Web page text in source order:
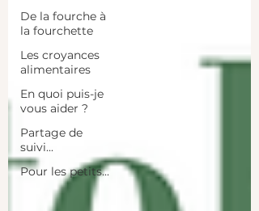
De la fourche à
la fourchette
Les croyances
alimentaires
En quoi puis-je
vous aider ?
Partage de
suivi...
Pour les petits...